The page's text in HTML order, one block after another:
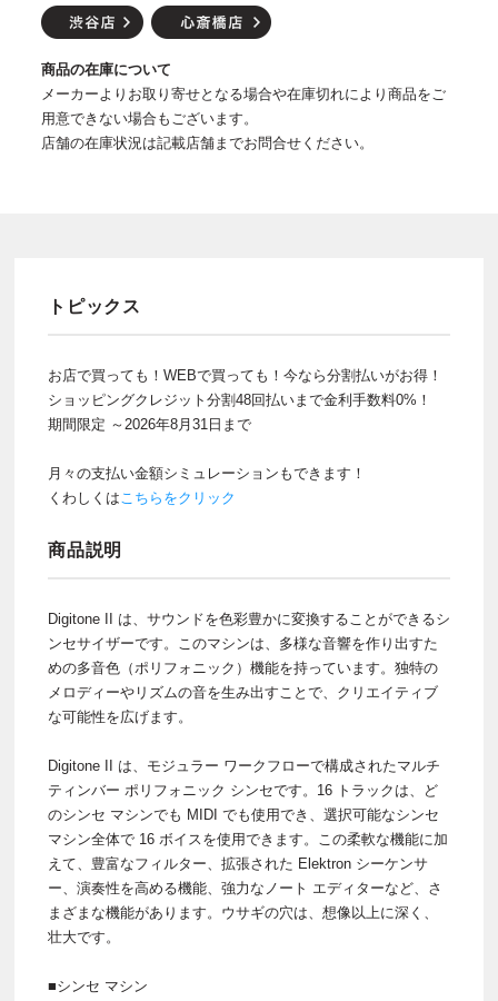
商品の在庫について
メーカーよりお取り寄せとなる場合や在庫切れにより商品をご
用意できない場合もございます。
店舗の在庫状況は記載店舗までお問合せください。
トピックス
お店で買っても！WEBで買っても！今なら分割払いがお得！
ショッピングクレジット分割48回払いまで金利手数料0%！
期間限定 ～2026年8月31日まで
月々の支払い金額シミュレーションもできます！
くわしくはこちらをクリック
商品説明
Digitone II は、サウンドを色彩豊かに変換することができるシ
ンセサイザーです。このマシンは、多様な音響を作り出すた
めの多音色（ポリフォニック）機能を持っています。独特の
メロディーやリズムの音を生み出すことで、クリエイティブ
な可能性を広げます。
Digitone II は、モジュラー ワークフローで構成されたマルチ
ティンバー ポリフォニック シンセです。16 トラックは、ど
のシンセ マシンでも MIDI でも使用でき、選択可能なシンセ
マシン全体で 16 ボイスを使用できます。この柔軟な機能に加
えて、豊富なフィルター、拡張された Elektron シーケンサ
ー、演奏性を高める機能、強力なノート エディターなど、さ
まざまな機能があります。ウサギの穴は、想像以上に深く、
壮大です。
■シンセ マシン